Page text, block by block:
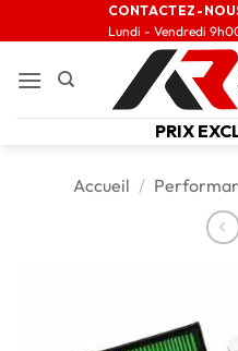
CONTACTEZ-
Lundi - Vendredi
PRIX
Accueil /